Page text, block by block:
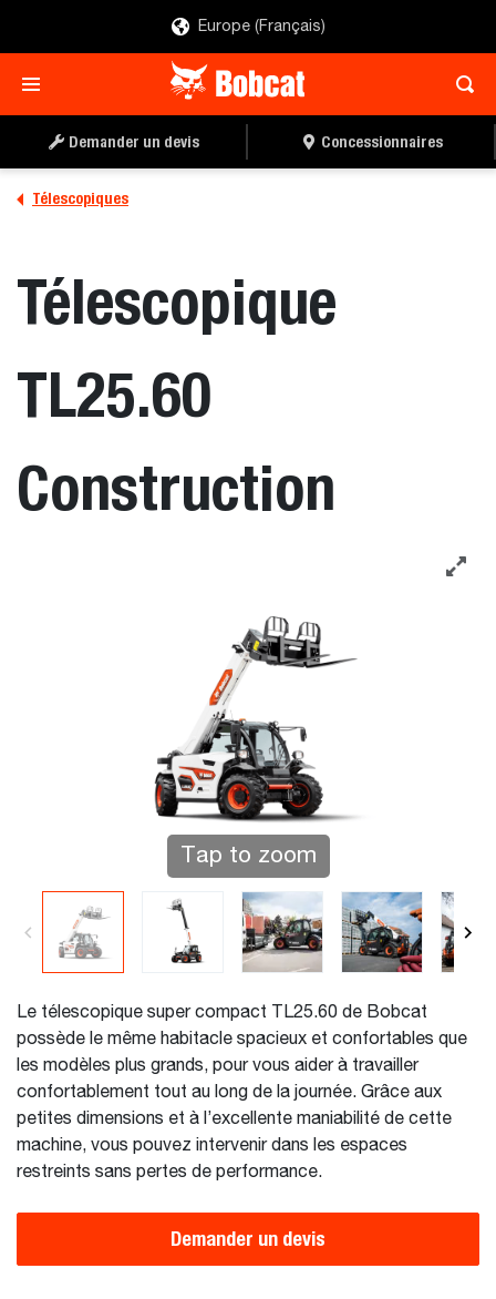
Europe (Français)
Demander un devis Concessionnaires
Télescopiques
Télescopique
TL25.60
Construction
Tap to zoom
Le télescopique super compact TL25.60 de Bobcat
possède le même habitacle spacieux et confortables que
les modèles plus grands, pour vous aider à travailler
confortablement tout au long de la journée. Grâce aux
petites dimensions et à l’excellente maniabilité de cette
machine, vous pouvez intervenir dans les espaces
restreints sans pertes de performance.
Demander un devis